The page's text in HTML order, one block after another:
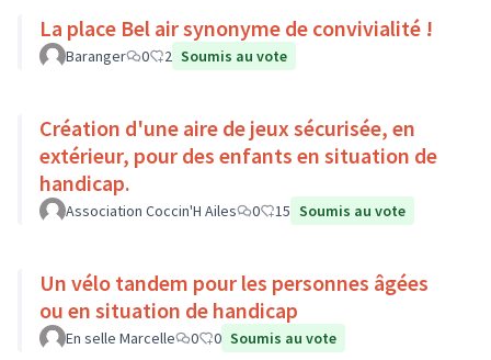
La place Bel air synonyme de convivialité !
Baranger 0 2 Soumis au vote
Création d'une aire de jeux sécurisée, en
extérieur, pour des enfants en situation de
handicap.
Association Coccin'H Ailes 0 15 Soumis au vote
Un vélo tandem pour les personnes âgées
ou en situation de handicap
En selle Marcelle 0 0 Soumis au vote